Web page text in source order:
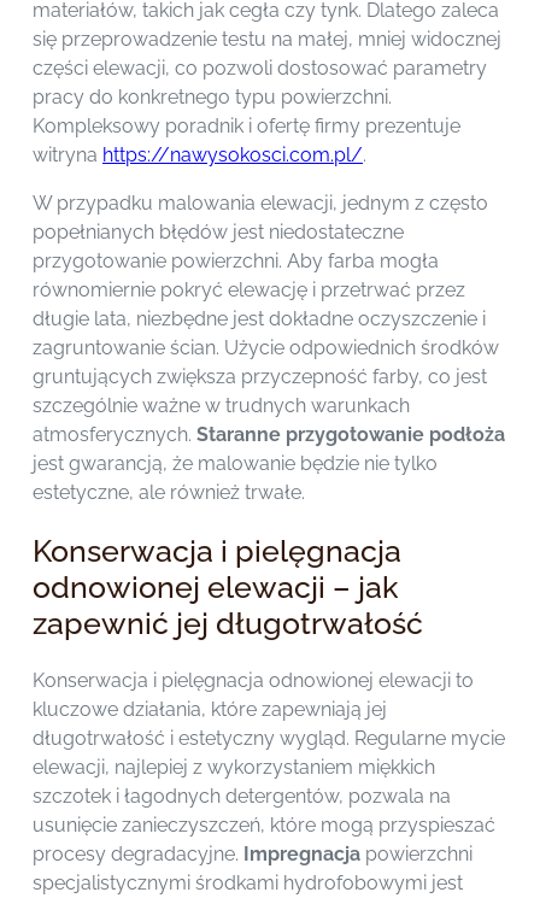
materiałów, takich jak cegła czy tynk. Dlatego zaleca
się przeprowadzenie testu na małej, mniej widocznej
części elewacji, co pozwoli dostosować parametry
pracy do konkretnego typu powierzchni.
Kompleksowy poradnik i ofertę firmy prezentuje
witryna https://nawysokosci.com.pl/.
W przypadku malowania elewacji, jednym z często
popełnianych błędów jest niedostateczne
przygotowanie powierzchni. Aby farba mogła
równomiernie pokryć elewację i przetrwać przez
długie lata, niezbędne jest dokładne oczyszczenie i
zagruntowanie ścian. Użycie odpowiednich środków
gruntujących zwiększa przyczepność farby, co jest
szczególnie ważne w trudnych warunkach
atmosferycznych. Staranne przygotowanie podłoża
jest gwarancją, że malowanie będzie nie tylko
estetyczne, ale również trwałe.
Konserwacja i pielęgnacja
odnowionej elewacji – jak
zapewnić jej długotrwałość
Konserwacja i pielęgnacja odnowionej elewacji to
kluczowe działania, które zapewniają jej
długotrwałość i estetyczny wygląd. Regularne mycie
elewacji, najlepiej z wykorzystaniem miękkich
szczotek i łagodnych detergentów, pozwala na
usunięcie zanieczyszczeń, które mogą przyspieszać
procesy degradacyjne. Impregnacja powierzchni
specjalistycznymi środkami hydrofobowymi jest